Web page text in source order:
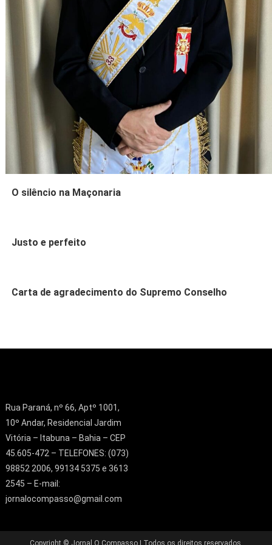
O silêncio na Maçonaria
Justo e perfeito
Carta de agradecimento do Supremo Conselho
Rua Paraná, nº 66, Aptº 1001,
10º Andar, Residencial Jardim
Vitória – Itabuna – Bahia – CEP
45.605-472 – TELEFONES: (073)
98852 2006, 99134 5375 e 3613
2545 – E-mail:
jornalocompasso@gmail.com
Copyright © Jornal O Compasso | Todos os direitos reservados.